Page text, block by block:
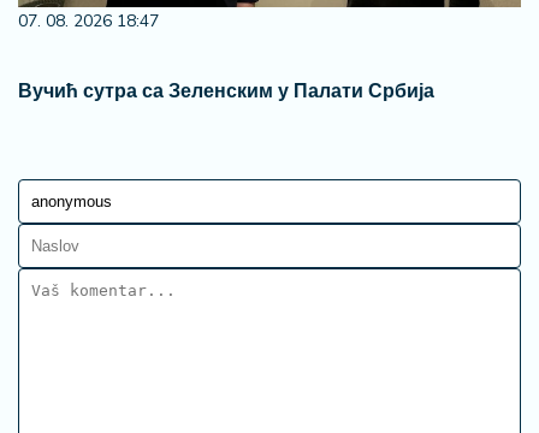
07. 08. 2026 18:47
Вучић сутра са Зеленским у Палати Србија